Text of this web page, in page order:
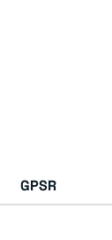
GPSR